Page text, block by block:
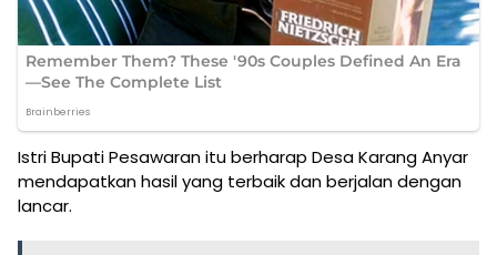
Istri Bupati Pesawaran itu berharap Desa Karang Anyar
mendapatkan hasil yang terbaik dan berjalan dengan
lancar.